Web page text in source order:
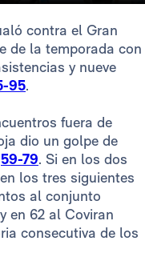
contra el Gran
de la temporada con
y nueve
95.
fuera de
dio un golpe de
59-79. Si en los dos
los tres siguientes
al conjunto
y en 62 al Coviran
consecutiva de los